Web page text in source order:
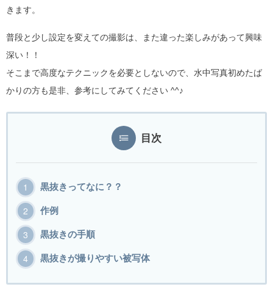
きます。
普段と少し設定を変えての撮影は、また違った楽しみがあって興味
深い！！
そこまで高度なテクニックを必要としないので、水中写真初めたば
かりの方も是非、参考にしてみてください ^^♪
目次
黒抜きってなに？？
作例
黒抜きの手順
黒抜きが撮りやすい被写体